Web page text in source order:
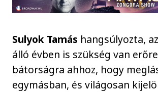
Sulyok Tamás hangsúlyozta,
álló évben is szükség van
bátorságra ahhoz, hogy
egymásban, és világosan